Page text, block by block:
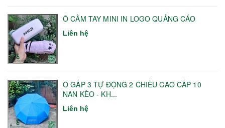
Ô CẦM TAY MINI IN LOGO QUẢNG CÁO
Liên hệ
Ô GẤP 3 TỰ ĐỘNG 2 CHIỀU CAO CẤP 10
NAN KÈO - KH...
Liên hệ